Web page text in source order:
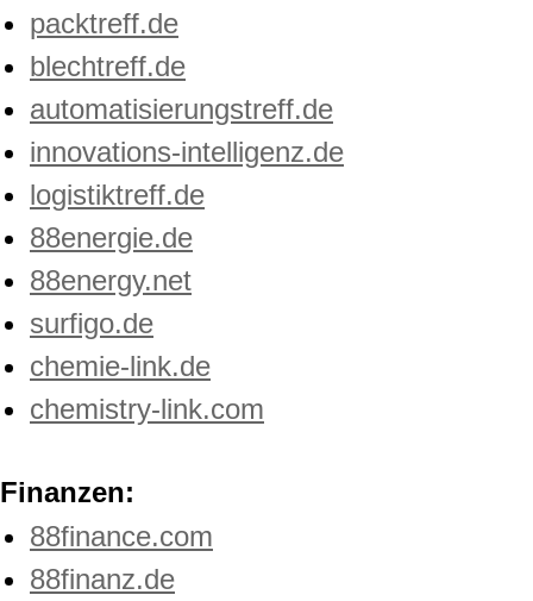
packtreff.de
blechtreff.de
automatisierungstreff.de
innovations-intelligenz.de
logistiktreff.de
88energie.de
88energy.net
surfigo.de
chemie-link.de
chemistry-link.com
Finanzen:
88finance.com
88finanz.de